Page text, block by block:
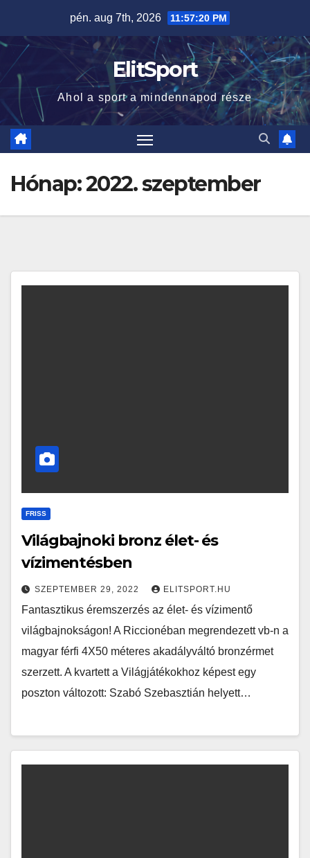
content
pén. aug 7th, 2026 11:57:21 PM
ElitSport
Ahol a sport a mindennapod része
Hónap:2022. szeptember
FRISS
Világbajnoki bronz élet- és
vízimentésben
SZEPTEMBER 29, 2022 ELITSPORT.HU
Fantasztikus éremszerzés az élet- és vízimentő
világbajnokságon! A Riccionéban megrendezett vb-n a
magyar férfi 4X50 méteres akadályváltó bronzérmet
szerzett. A kvartett a Világjátékokhoz képest egy
poszton változott: Szabó Szebasztián helyett…